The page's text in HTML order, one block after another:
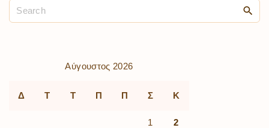
Αύγουστος 2026
Δ Τ Τ Π Π Σ Κ
1 2